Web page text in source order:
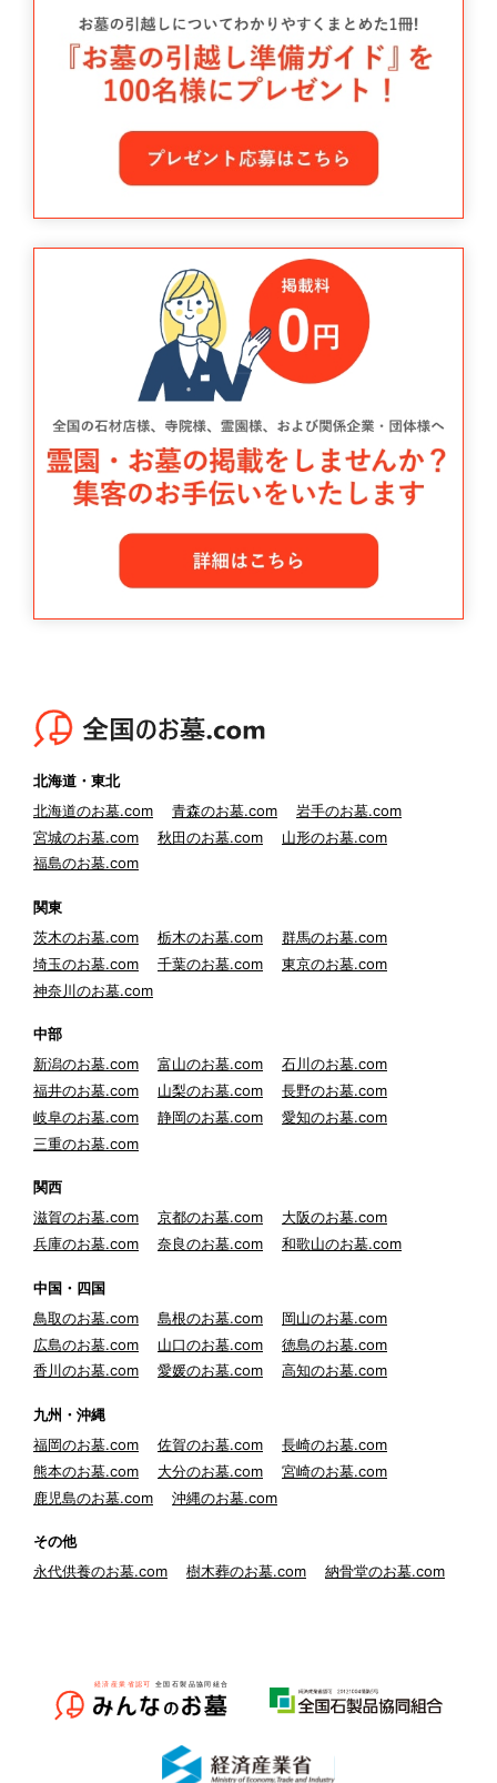
北海道・東北
北海道のお墓.com
青森のお墓.com
岩手のお墓.com
宮城のお墓.com
秋田のお墓.com
山形のお墓.com
福島のお墓.com
関東
茨木のお墓.com
栃木のお墓.com
群馬のお墓.com
埼玉のお墓.com
千葉のお墓.com
東京のお墓.com
神奈川のお墓.com
中部
新潟のお墓.com
富山のお墓.com
石川のお墓.com
福井のお墓.com
山梨のお墓.com
長野のお墓.com
岐阜のお墓.com
静岡のお墓.com
愛知のお墓.com
三重のお墓.com
関西
滋賀のお墓.com
京都のお墓.com
大阪のお墓.com
兵庫のお墓.com
奈良のお墓.com 和歌山のお墓.com
中国・四国
鳥取のお墓.com
島根のお墓.com
岡山のお墓.com
広島のお墓.com
山口のお墓.com
徳島のお墓.com
香川のお墓.com
愛媛のお墓.com 高知のお墓.com
九州・沖縄
福岡のお墓.com
佐賀のお墓.com
長崎のお墓.com
熊本のお墓.com
大分のお墓.com
宮崎のお墓.com
鹿児島のお墓.com
沖縄のお墓.com
その他
永代供養のお墓.com
樹木葬のお墓.com 納骨堂のお墓.com